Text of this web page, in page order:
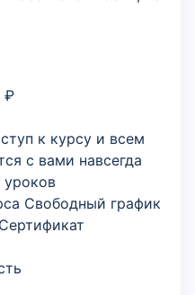
₽
к курсу и всем
с вами навсегда
уроков
Свободный график
Cертификат